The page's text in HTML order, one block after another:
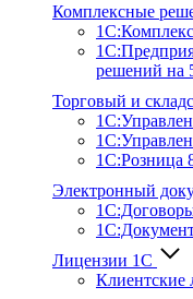
Комплексные
решений на
Торговый и
1С:Розница
Электронный
Лицензии 1С
Клиентские